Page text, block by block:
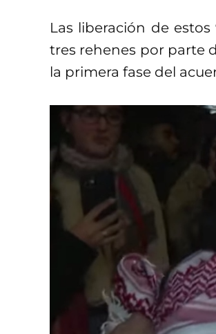
Las liberación de
tres rehenes por parte
la primera fase del